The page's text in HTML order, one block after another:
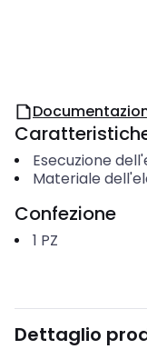
Esecuzione
Materiale
Confezione
1 PZ
Dettaglio